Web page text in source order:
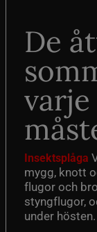
De
varje
Insektsplåga
mygg, knott
flugor och
styngflugor,
under